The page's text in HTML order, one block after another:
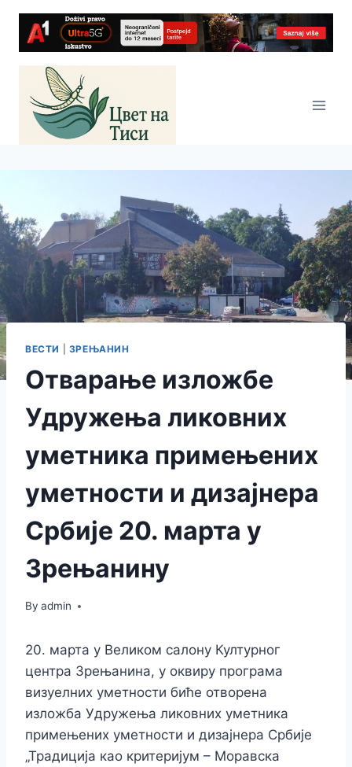
Skip
content
ВЕСТИ ЗРЕЊАНИН
Отварање изложбе
Удружења ликовних
уметника примењених
уметности и дизајнера
Србије 20. марта у
Зрењанину
By admin
20. марта у Великом салону Културног
центра Зрењанина, у оквиру програма
визуелних уметности биће отворена
изложба Удружења ликовних уметника
примењених уметности и дизајнера Србије
„Традиција као критеријум – Моравска